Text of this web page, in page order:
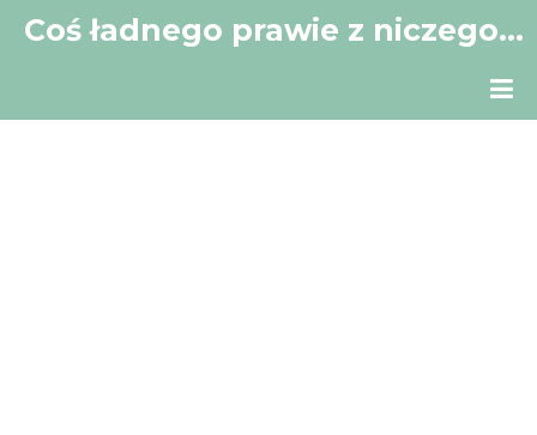
Coś ładnego prawie z niczego…